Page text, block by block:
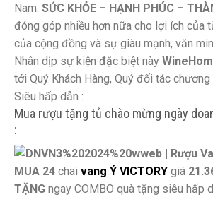
Nam: SỨC KHỎE – HẠNH PHÚC –
đóng góp nhiều hơn nữa cho lợi ích của
của cộng đồng và sự giàu mạnh, văn
Nhân dịp sự kiện đặc biệt này
tới Quý Khách Hàng, Quý đối tác
Siêu hấp dẫn :
Mua rượu tặng tủ chào mừng ngày
:
MUA 24 chai vang Ý VICTORY giá
TẶNG ngay COMBO quà tặng siêu hấp